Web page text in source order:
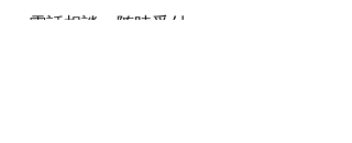
○電話相談 随時受付